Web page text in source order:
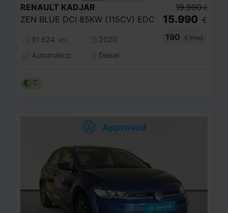
RENAULT KADJAR
ZEN BLUE DCI 85KW (115CV) EDC
91.624 km
2020
Automático
Diésel
19.990 €
15.990 €
190
€/mes
C